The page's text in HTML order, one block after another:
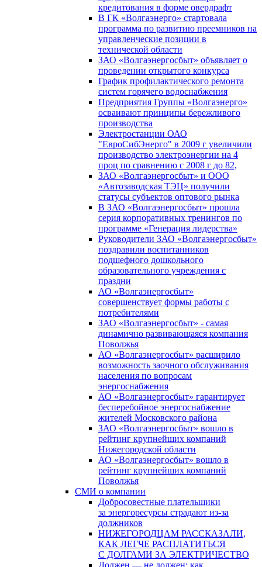
кредитования в форме овердрафт
В ГК «Волгаэнерго» стартовала
программа по развитию преемников на
управленческие позиции в
технической области
ЗАО «Волгаэнергосбыт» объявляет о
проведении открытого конкурса
График профилактического ремонта
систем горячего водоснабжения
Предприятия Группы «Волгаэнерго»
осваивают принципы бережливого
производства
Электростанции ОАО
"ЕвроСибЭнерго" в 2009 г увеличили
производство электроэнергии на 4
проц по сравнению с 2008 г до 82,
ЗАО «Волгаэнергосбыт» и ООО
«Автозаводская ТЭЦ» получили
статусы субъектов оптового рынка
В ЗАО «Волгаэнергосбыт» прошла
серия корпоративных тренингов по
программе «Генерация лидерства»
Руководители ЗАО «Волгаэнергосбыт»
поздравили воспитанников
подшефного дошкольного
образовательного учреждения с
праздни
АО «Волгаэнергосбыт»
совершенствует формы работы с
потребителями
ЗАО «Волгаэнергосбыт» - самая
динамично развивающаяся компания
Поволжья
АО «Волгаэнергосбыт» расширило
возможность заочного обслуживания
населения по вопросам
энергоснабжения
АО «Волгаэнергосбыт» гарантирует
бесперебойное энергоснабжение
жителей Московского района
ЗАО «Волгаэнергосбыт» вошло в
рейтинг крупнейших компаний
Нижегородской области
АО «Волгаэнергосбыт» вошло в
рейтинг крупнейших компаний
Поволжья
СМИ о компании
Добросовестные плательщики
за энергоресурсы страдают из-за
должников
НИЖЕГОРОДЦАМ РАССКАЗАЛИ,
КАК ЛЕГЧЕ РАСПЛАТИТЬСЯ
С ДОЛГАМИ ЗА ЭЛЕКТРИЧЕСТВО